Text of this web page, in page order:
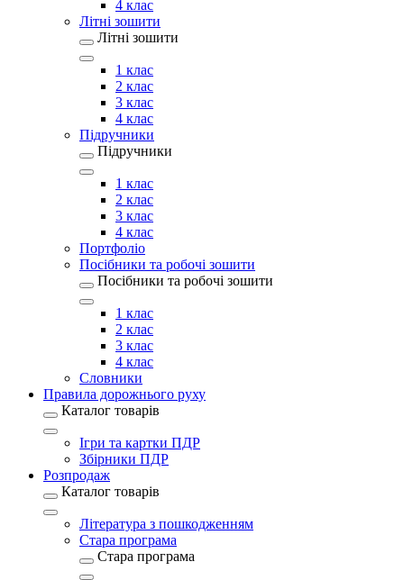
4 клас
Літні зошити
Літні зошити
1 клас
2 клас
3 клас
4 клас
Підручники
Підручники
1 клас
2 клас
3 клас
4 клас
Портфоліо
Посібники та робочі зошити
Посібники та робочі зошити
1 клас
2 клас
3 клас
4 клас
Словники
Правила дорожнього руху
Каталог товарів
Ігри та картки ПДР
Збірники ПДР
Розпродаж
Каталог товарів
Література з пошкодженням
Стара програма
Стара програма